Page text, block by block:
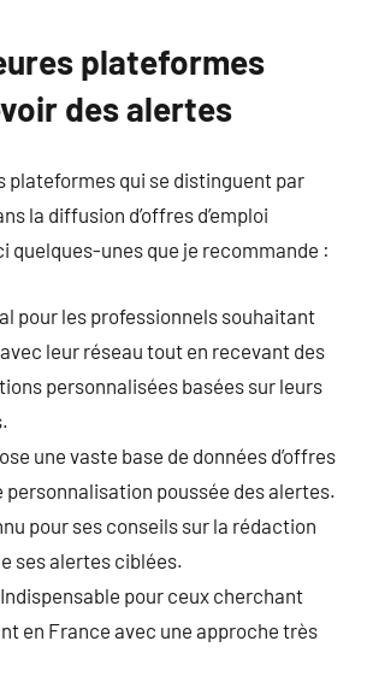
plateformes
des alertes
plateformes qui se distinguent par
la diffusion d’offres d’emploi
quelques-unes que je recommande :
pour les professionnels souhaitant
leur réseau tout en recevant des
personnalisées basées sur leurs
une vaste base de données d’offres
personnalisation poussée des alertes.
pour ses conseils sur la rédaction
ses alertes ciblées.
pour ceux cherchant
en France avec une approche très